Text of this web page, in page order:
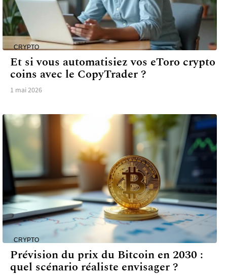
CRYPTO
Et si vous automatisiez vos eToro crypto
coins avec le CopyTrader ?
1 mai 2026
CRYPTO
Prévision du prix du Bitcoin en 2030 :
quel scénario réaliste envisager ?